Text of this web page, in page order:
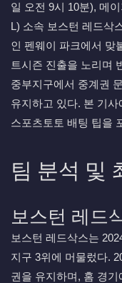
일 오전 9시 10분), 메
L) 소속 보스턴 레드삭
인 펜웨이 파크에서 맞
트시즌 진출을 노리며
중부지구에서 중계권
유지하고 있다. 본 기
스포츠토토 배팅 팁을
팀 분석 및
보스턴 레드
보스턴 레드삭스는
지구 3위에 머물렀다.
권을 유지하며, 홈 경